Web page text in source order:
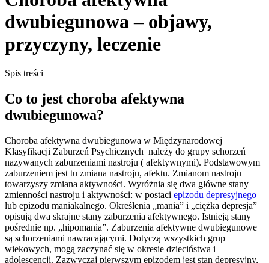
dwubiegunowa – objawy,
przyczyny, leczenie
Spis treści
Co to jest choroba afektywna
dwubiegunowa?
Choroba afektywna dwubiegunowa w Międzynarodowej
Klasyfikacji Zaburzeń Psychicznych należy do grupy schorzeń
nazywanych zaburzeniami nastroju ( afektywnymi). Podstawowym
zaburzeniem jest tu zmiana nastroju, afektu. Zmianom nastroju
towarzyszy zmiana aktywności. Wyróżnia się dwa główne stany
zmienności nastroju i aktywności: w postaci epizodu depresyjnego
lub epizodu maniakalnego. Określenia „mania” i „ciężka depresja”
opisują dwa skrajne stany zaburzenia afektywnego. Istnieją stany
pośrednie np. „hipomania”. Zaburzenia afektywne dwubiegunowe
są schorzeniami nawracającymi. Dotyczą wszystkich grup
wiekowych, mogą zaczynać się w okresie dzieciństwa i
adolescencji. Zazwyczaj pierwszym epizodem jest stan depresyjny,